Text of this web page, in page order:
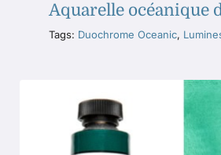
Aquarelle océanique
Tags: Duochrome Oceanic,